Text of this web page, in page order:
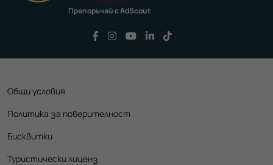
Препоръчай с AdScout
Последвайте ни във Facebook
Последвайте ни във Instagram
Последвайте ни във
Последвайте ни във
Общи условия
Политика за поверителност
Бисквитки
Туристически лиценз